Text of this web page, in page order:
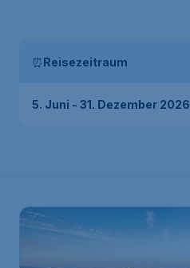
⏰Reisezeitraum
5. Juni - 31. Dezember 2026